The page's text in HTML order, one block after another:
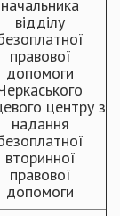
начальника
відділу
правової
допомоги
центру з
надання
вторинної
правової
допомоги